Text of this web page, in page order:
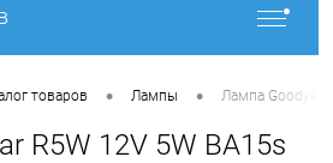
товаров • Лампы • Лампа
R5W 12V 5W BA15s